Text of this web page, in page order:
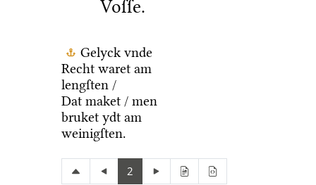
Voſſe.
Gelyck vnde
Recht waret am
lengſten /
Dat maket / men
bruket ydt am
weinigſten.
2